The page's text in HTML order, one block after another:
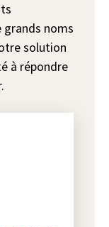
grands noms
solution
à répondre